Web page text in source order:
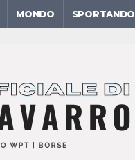
MONDO SPORTANDO